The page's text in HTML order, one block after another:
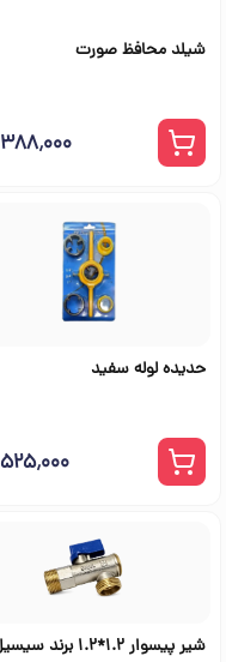
شیلد محافظ صورت
۳۸۸٬۰۰۰
حدیده لوله سفید
۵۲۵٬۰۰۰
شیر پیسوار 1.2*1.2 برند سیسیل